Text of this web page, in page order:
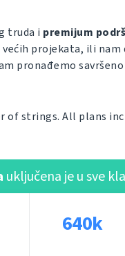
truda i premijum
projekata, ili
pronađemo savršeno
of strings. All plans
uključena je u sve
640k